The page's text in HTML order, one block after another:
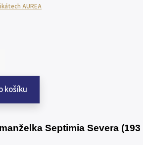
AUREA
košíku
Septimia Severa (193